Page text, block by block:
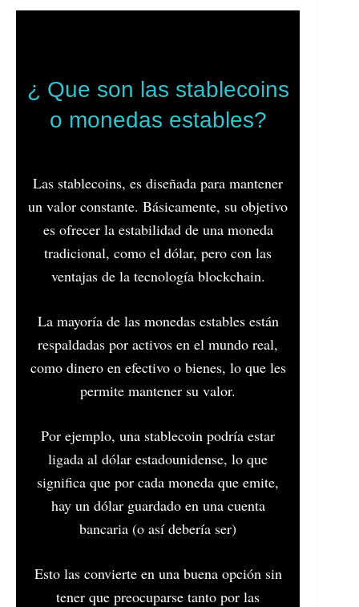
¿ Que son las stablecoins
o monedas estables?
Las stablecoins, es diseñada para mantener
un valor constante. Básicamente, su objetivo
es ofrecer la estabilidad de una moneda
tradicional, como el dólar, pero con las
ventajas de la tecnología blockchain.
La mayoría de las monedas estables están
respaldadas por activos en el mundo real,
como dinero en efectivo o bienes, lo que les
permite mantener su valor.
Por ejemplo, una stablecoin podría estar
ligada al dólar estadounidense, lo que
significa que por cada moneda que emite,
hay un dólar guardado en una cuenta
bancaria (o así debería ser)
Esto las convierte en una buena opción sin
tener que preocuparse tanto por las